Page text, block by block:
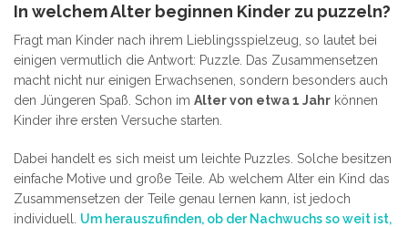
In welchem Alter beginnen Kinder zu puzzeln?
Fragt man Kinder nach ihrem Lieblingsspielzeug, so lautet bei
einigen vermutlich die Antwort: Puzzle. Das Zusammensetzen
macht nicht nur einigen Erwachsenen, sondern besonders auch
den Jüngeren Spaß. Schon im Alter von etwa 1 Jahr können
Kinder ihre ersten Versuche starten.
Dabei handelt es sich meist um leichte Puzzles. Solche besitzen
einfache Motive und große Teile. Ab welchem Alter ein Kind das
Zusammensetzen der Teile genau lernen kann, ist jedoch
individuell. Um herauszufinden, ob der Nachwuchs so weit ist,